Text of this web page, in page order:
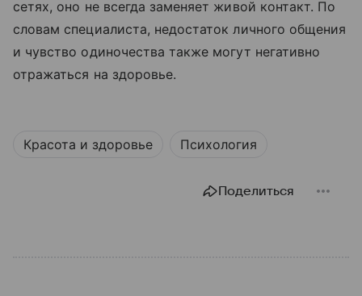
сетях, оно не всегда заменяет живой контакт. По
словам специалиста, недостаток личного общения
и чувство одиночества также могут негативно
отражаться на здоровье.
Красота и здоровье Психология
Поделиться